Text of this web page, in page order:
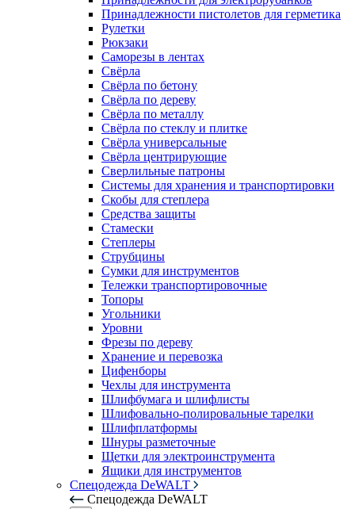
Принадлежности пистолетов для герметика
Рулетки
Рюкзаки
Саморезы в лентах
Свёрла
Свёрла по бетону
Свёрла по дереву
Свёрла по металлу
Свёрла по стеклу и плитке
Свёрла универсальные
Свёрла центрирующие
Сверлильные патроны
Системы для хранения и транспортировки
Скобы для степлера
Средства защиты
Стамески
Степлеры
Струбцины
Сумки для инструментов
Тележки транспортировочные
Топоры
Угольники
Уровни
Фрезы по дереву
Хранение и перевозка
Цифенборы
Чехлы для инструмента
Шлифбумага и шлифлисты
Шлифовально-полировальные тарелки
Шлифплатформы
Шнуры разметочные
Щетки для электроинструмента
Ящики для инструментов
Спецодежда DeWALT
Спецодежда DeWALT